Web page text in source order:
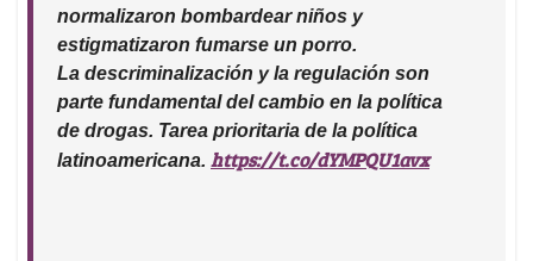
normalizaron bombardear niños y
estigmatizaron fumarse un porro.
La descriminalización y la regulación son
parte fundamental del cambio en la política
de drogas. Tarea prioritaria de la política
latinoamericana. https://t.co/dYMPQU1avx